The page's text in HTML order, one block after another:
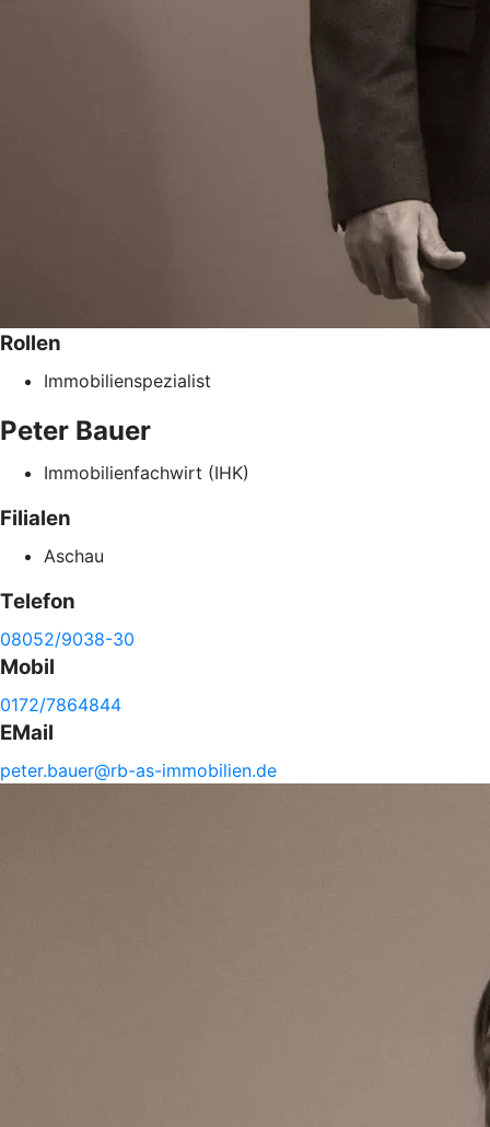
Rollen
Immobilienspezialist
Peter Bauer
Immobilienfachwirt (IHK)
Filialen
Aschau
Telefon
08052/9038-30
Mobil
0172/7864844
EMail
peter.bauer@rb-as-immobilien.de